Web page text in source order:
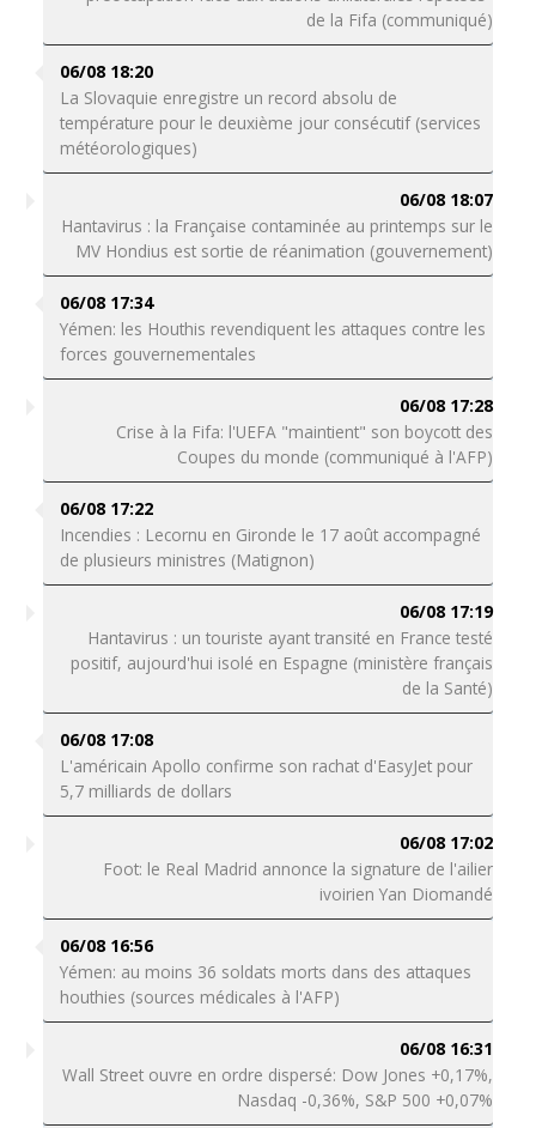
de la Fifa (communiqué)
06/08 18:20
La Slovaquie enregistre un record absolu de
température pour le deuxième jour consécutif (services
météorologiques)
06/08 18:07
Hantavirus : la Française contaminée au printemps sur le
MV Hondius est sortie de réanimation (gouvernement)
06/08 17:34
Yémen: les Houthis revendiquent les attaques contre les
forces gouvernementales
06/08 17:28
Crise à la Fifa: l'UEFA "maintient" son boycott des
Coupes du monde (communiqué à l'AFP)
06/08 17:22
Incendies : Lecornu en Gironde le 17 août accompagné
de plusieurs ministres (Matignon)
06/08 17:19
Hantavirus : un touriste ayant transité en France testé
positif, aujourd'hui isolé en Espagne (ministère français
de la Santé)
06/08 17:08
L'américain Apollo confirme son rachat d'EasyJet pour
5,7 milliards de dollars
06/08 17:02
Foot: le Real Madrid annonce la signature de l'ailier
ivoirien Yan Diomandé
06/08 16:56
Yémen: au moins 36 soldats morts dans des attaques
houthies (sources médicales à l'AFP)
06/08 16:31
Wall Street ouvre en ordre dispersé: Dow Jones +0,17%,
Nasdaq -0,36%, S&P 500 +0,07%